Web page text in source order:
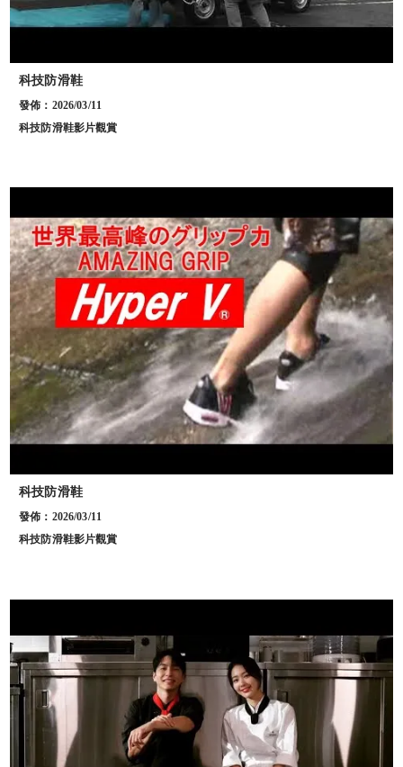
科技防滑鞋
發佈：2026/03/11
科技防滑鞋影片觀賞
科技防滑鞋
發佈：2026/03/11
科技防滑鞋影片觀賞